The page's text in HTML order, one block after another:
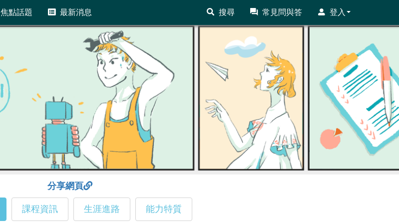
焦點話題 最新消息 搜尋 常見問與答 登入
分享網頁
課程資訊 生涯進路 能力特質